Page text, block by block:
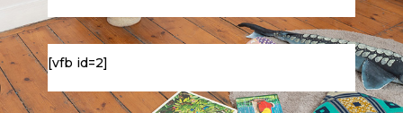
[vfb id=2]